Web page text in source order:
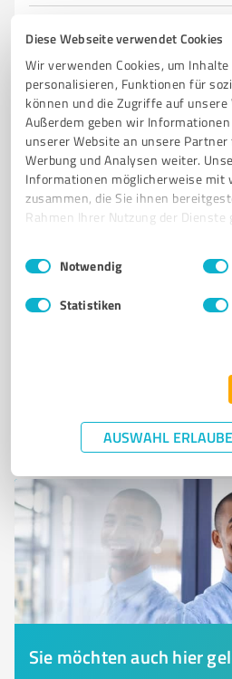
Diese Webseite verwendet Cookies
Wir verwenden Cookies, um Inhalte
personalisieren, Funktionen für
können und die Zugriffe auf unsere
Außerdem geben wir
unserer Website an unsere Partner
Werbung und Analysen weiter.
Informationen möglicherweise mit
zusammen, die Sie ihnen
Rahmen Ihrer Nutzung der Dienste
Impressum
Einwilligungsauswahl
Notwendig
Statistiken
AUSWAHL
5,00 / 5,00
4 Online Marketing
La La Writing
Übernahme der Texterstellung
und KMU´s
WEBSITE-TEXTE
Brendel 38, 32257 Bünde
von 11 veröffentlicht
Sie möchten auch hier